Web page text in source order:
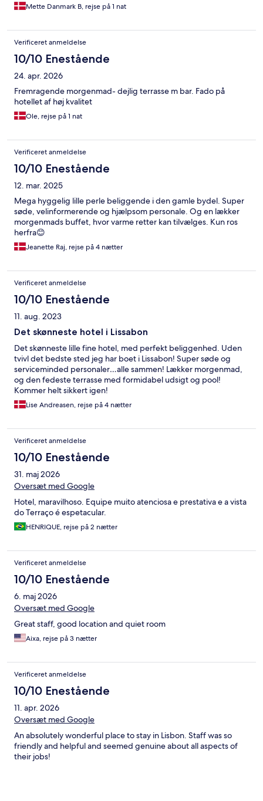
Mette Danmark B, rejse på 1 nat
Verificeret anmeldelse
10/10 Enestående
24. apr. 2026
Fremragende morgenmad- dejlig terrasse m bar. Fado på
hotellet af høj kvalitet
Ole, rejse på 1 nat
Verificeret anmeldelse
10/10 Enestående
12. mar. 2025
Mega hyggelig lille perle beliggende i den gamle bydel. Super
søde, velinformerende og hjælpsom personale. Og en lækker
morgenmads buffet, hvor varme retter kan tilvælges. Kun ros
herfra😊
Jeanette Raj, rejse på 4 nætter
Verificeret anmeldelse
10/10 Enestående
11. aug. 2023
Det skønneste hotel i Lissabon
Det skønneste lille fine hotel, med perfekt beliggenhed. Uden
tvivl det bedste sted jeg har boet i Lissabon! Super søde og
serviceminded personaler…alle sammen! Lækker morgenmad,
og den fedeste terrasse med formidabel udsigt og pool!
Kommer helt sikkert igen!
Lise Andreasen, rejse på 4 nætter
Verificeret anmeldelse
10/10 Enestående
31. maj 2026
Oversæt med Google
Hotel, maravilhoso. Equipe muito atenciosa e prestativa e a vista
do Terraço é espetacular.
HENRIQUE, rejse på 2 nætter
Verificeret anmeldelse
10/10 Enestående
6. maj 2026
Oversæt med Google
Great staff, good location and quiet room
Aixa, rejse på 3 nætter
Verificeret anmeldelse
10/10 Enestående
11. apr. 2026
Oversæt med Google
An absolutely wonderful place to stay in Lisbon. Staff was so
friendly and helpful and seemed genuine about all aspects of
their jobs!